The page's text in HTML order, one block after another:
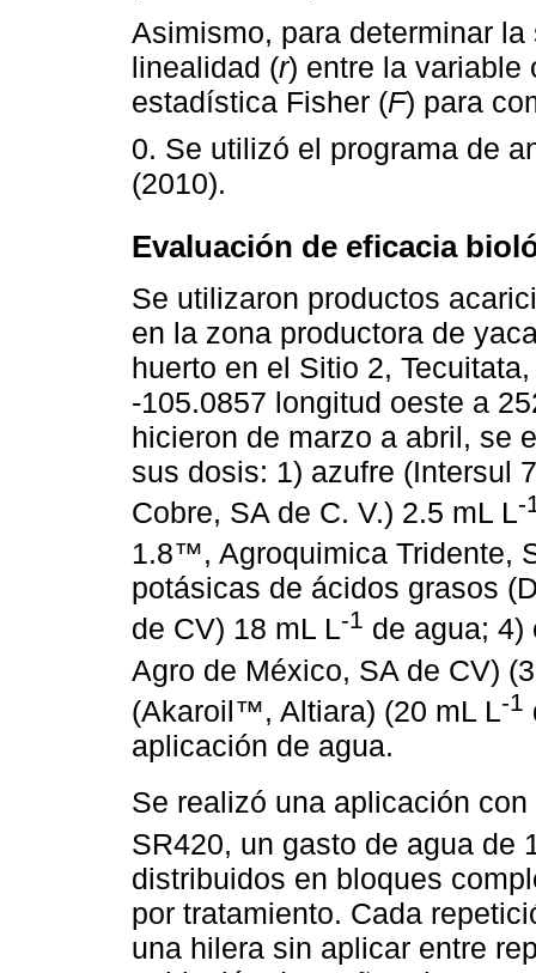
Asimismo, para determinar
linealidad (r) entre la variable
estadística Fisher (F) para
0. Se utilizó el programa de
(2010).
Evaluación de eficacia
Se utilizaron productos
en la zona productora de
huerto en el Sitio 2,
-105.0857 longitud oeste a
hicieron de marzo a abril, se
sus dosis: 1) azufre (Intersul
Cobre, SA de C. V.) 2.5 mL L-
1.8™, Agroquimica Tridente,
potásicas de ácidos grasos
de CV) 18 mL L-1 de agua;
Agro de México, SA de CV)
(Akaroil™, Altiara) (20 mL L-1
aplicación de agua.
Se realizó una aplicación
SR420, un gasto de agua de
distribuidos en bloques
por tratamiento. Cada
una hilera sin aplicar entre